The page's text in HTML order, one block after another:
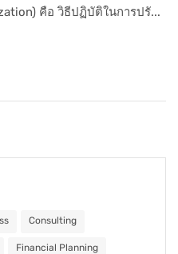
คือ วิธีปฏิบัติในการปรั...
Consulting
Financial Planning